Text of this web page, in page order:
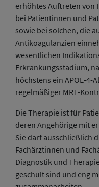
erhöhtes Auftreten von
bei Patientinnen und
sowie bei solchen, die
Antikoagulanzien
wesentlichen
Erkrankungsstadium,
höchstens ein APOE-4-
regelmäßiger MRT-
Die Therapie ist für
deren Angehörige mit
Sie darf ausschließlich
Fachärztinnen und
Diagnostik und
geschult sind und eng